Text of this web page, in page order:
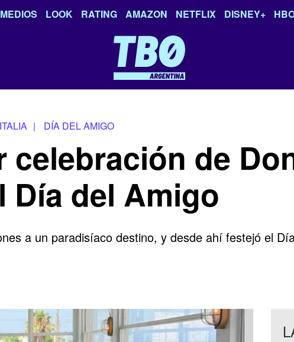
MEDIOS LOOK RATING AMAZON NETFLIX DISNEY+
ITALIA | DÍA DEL AMIGO
celebración de
Día del Amigo
a un paradisíaco destino, y desde ahí festejó el